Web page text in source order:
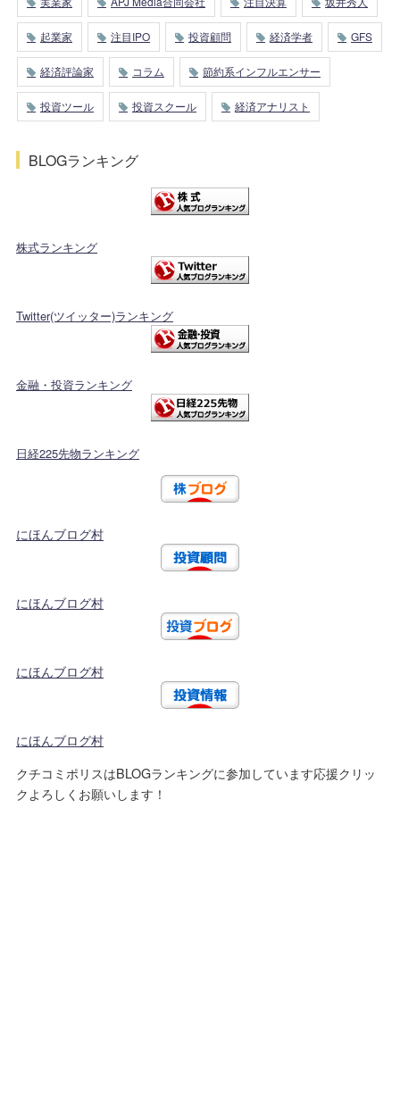
起業家 注目IPO 投資顧問 経済学者 GFS
経済評論家 コラム 節約系インフルエンサー
投資ツール 投資スクール 経済アナリスト
BLOGランキング
株式ランキング
Twitter(ツイッター)ランキング
金融・投資ランキング
日経225先物ランキング
にほんブログ村
にほんブログ村
にほんブログ村
にほんブログ村
クチコミポリスはBLOGランキングに参加しています応援クリッ
クよろしくお願いします！